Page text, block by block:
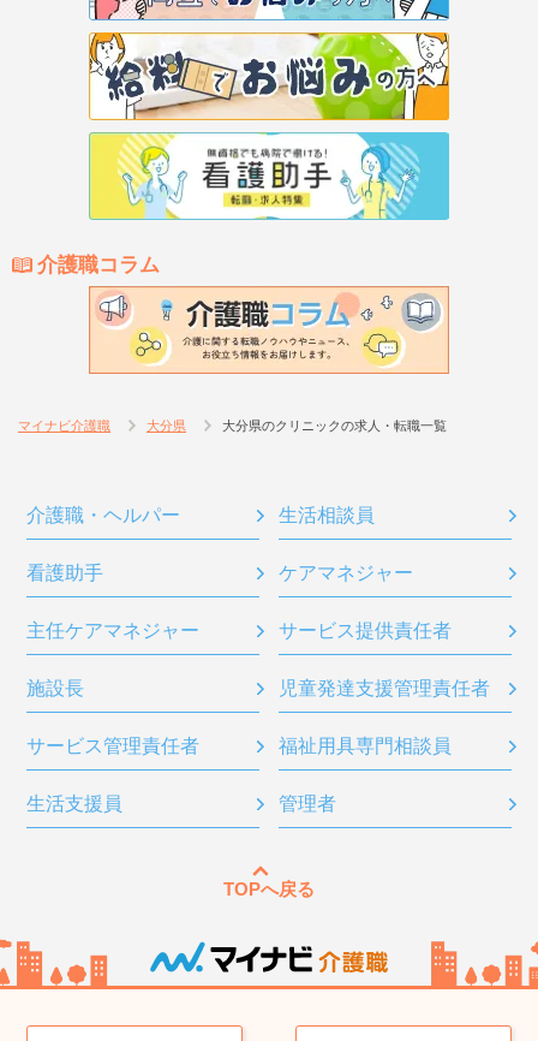
介護職コラム
マイナビ介護職 大分県 大分県のクリニックの求人・転職一覧
介護職・ヘルパー 生活相談員
看護助手 ケアマネジャー
主任ケアマネジャー サービス提供責任者
施設長 児童発達支援管理責任者
サービス管理責任者 福祉用具専門相談員
生活支援員 管理者
TOPへ戻る